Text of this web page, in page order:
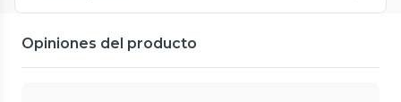
Opiniones del producto